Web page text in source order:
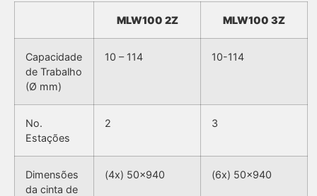
MLW100 2Z MLW100 3Z
Capacidade
de Trabalho
(Ø mm)
10 – 114 10-114
No.
Estações
2 3
Dimensões
da cinta de
(4x) 50×940 (6x) 50×940